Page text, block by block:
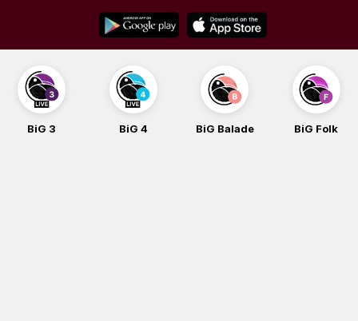
content
BiG 3 BiG 4 BiG Balade BiG Folk